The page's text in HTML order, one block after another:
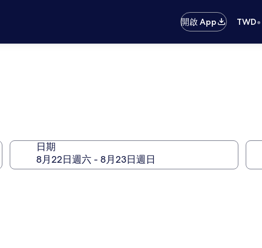
開啟 App TWD•
日期